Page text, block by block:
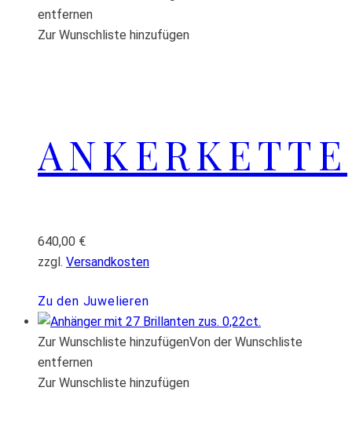
entfernen
Zur Wunschliste hinzufügen
ANKERKETTE
640,00 €
zzgl. Versandkosten
Zu den Juwelieren
Zur Wunschliste hinzufügenVon der Wunschliste
entfernen
Zur Wunschliste hinzufügen